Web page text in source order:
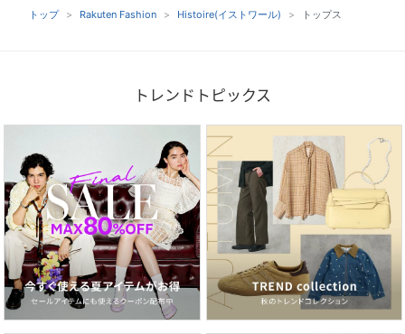
トップ Rakuten Fashion Histoire(イストワール) トップス
トレンドトピックス